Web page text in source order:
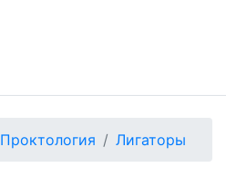
Проктология Лигаторы